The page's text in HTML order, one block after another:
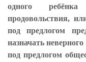
одного
продовольствия,
под предлогом
назначать
под предлогом